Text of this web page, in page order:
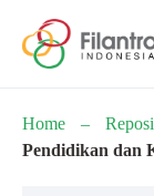
Home –
Pendidikan dan